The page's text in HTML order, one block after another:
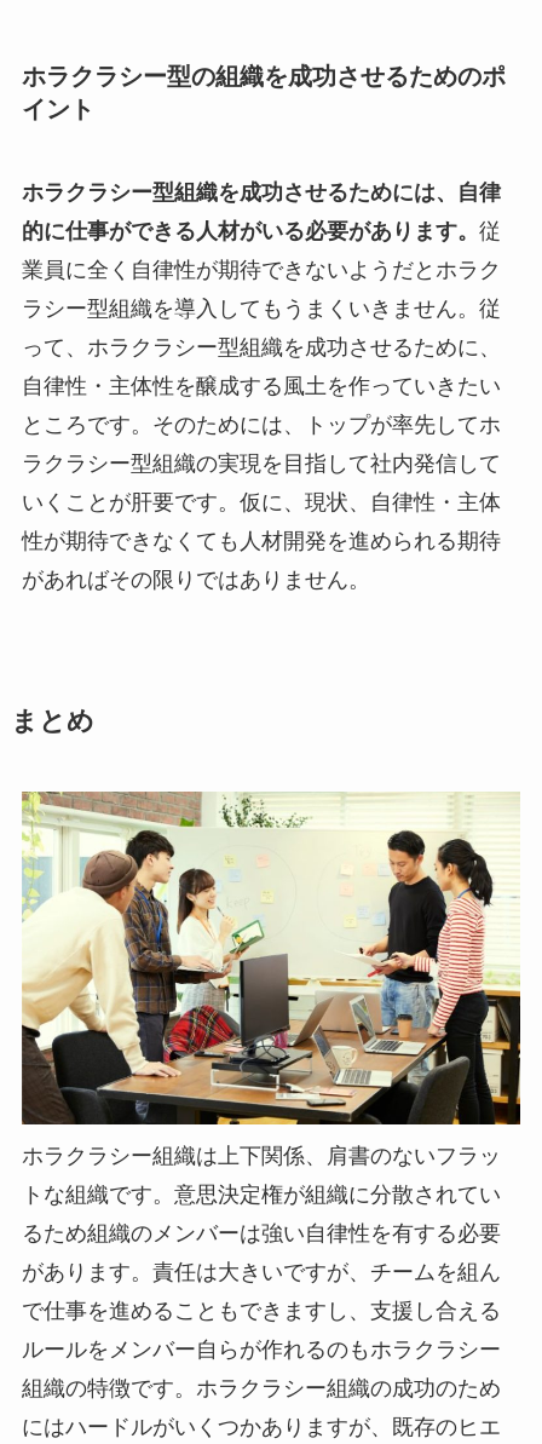
ホラクラシー型の組織を成功させるためのポ
イント
ホラクラシー型組織を成功させるためには、自律
的に仕事ができる人材がいる必要があります。 従
業員に全く自律性が期待できないようだとホラク
ラシー型組織を導入してもうまくいきません。従
って、ホラクラシー型組織を成功させるために、
自律性・主体性を醸成する風土を作っていきたい
ところです。そのためには、トップが率先してホ
ラクラシー型組織の実現を目指して社内発信して
いくことが肝要です。仮に、現状、自律性・主体
性が期待できなくても人材開発を進められる期待
があればその限りではありません。
まとめ
ホラクラシー組織は上下関係、肩書のないフラッ
トな組織です。意思決定権が組織に分散されてい
るため組織のメンバーは強い自律性を有する必要
があります。責任は大きいですが、チームを組ん
で仕事を進めることもできますし、支援し合える
ルールをメンバー自らが作れるのもホラクラシー
組織の特徴です。ホラクラシー組織の成功のため
にはハードルがいくつかありますが、既存のヒエ